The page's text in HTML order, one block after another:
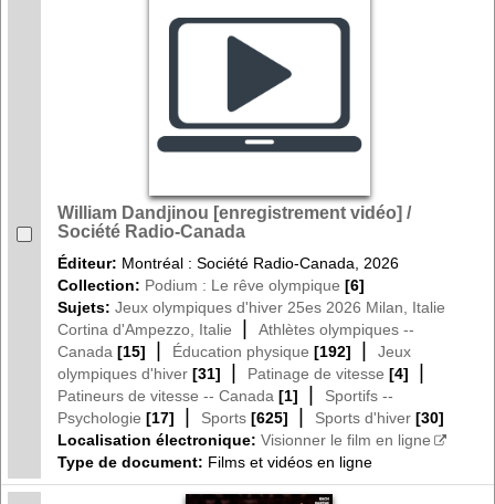
William Dandjinou [enregistrement vidéo] /
Société Radio-Canada
Éditeur: Montréal : Société Radio-Canada, 2026
Collection: Podium : Le rêve olympique [6]
Sujets: Jeux olympiques d'hiver 25es 2026 Milan, Italie
Cortina d'Ampezzo, Italie
|
Athlètes olympiques --
Canada [15] | Éducation physique [192] |
Jeux
olympiques d'hiver [31] | Patinage de vitesse [4] |
Patineurs de vitesse -- Canada [1] |
Sportifs --
Psychologie [17] | Sports [625] | Sports d'hiver [30]
Localisation électronique: Visionner le film en ligne
Type de document: Films et vidéos en ligne